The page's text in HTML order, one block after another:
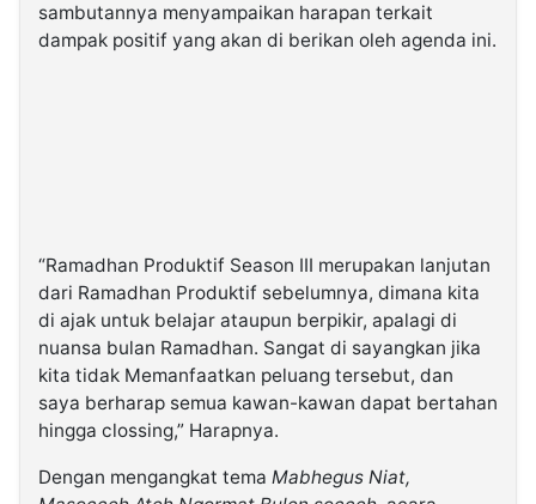
sambutannya menyampaikan harapan terkait
dampak positif yang akan di berikan oleh agenda ini.
“Ramadhan Produktif Season III merupakan lanjutan
dari Ramadhan Produktif sebelumnya, dimana kita
di ajak untuk belajar ataupun berpikir, apalagi di
nuansa bulan Ramadhan. Sangat di sayangkan jika
kita tidak Memanfaatkan peluang tersebut, dan
saya berharap semua kawan-kawan dapat bertahan
hingga clossing,” Harapnya.
Dengan mengangkat tema Mabhegus Niat,